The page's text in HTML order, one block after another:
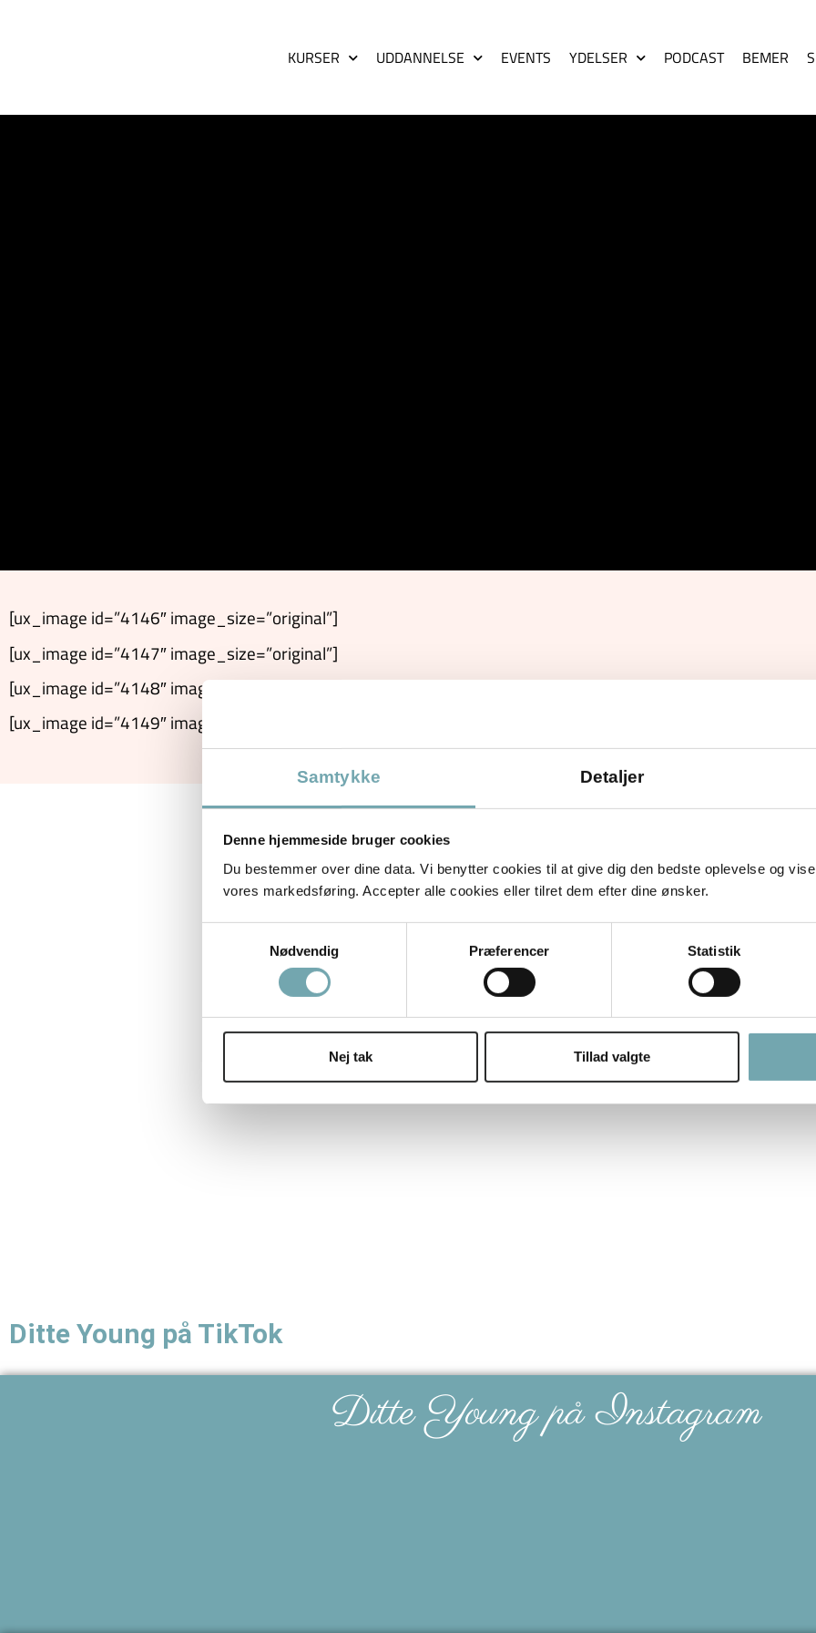
Samtykke Detaljer
Denne hjemmeside bruger cookies
Du bestemmer over dine data. Vi benytter cookies til at give dig den bedste oplevelse og
vores markedsføring. Accepter alle cookies eller tilret dem efter dine ønsker.
Nødvendig
Præferencer Statistik
Nej tak Tillad valgte
KURSER UDDANNELSE EVENTS YDELSER PODCAST BEMER
[ux_image id=”4146″ image_size=”original”]
[ux_image id=”4147″ image_size=”original”]
[ux_image id=”4148″ image_size=”original”]
[ux_image id=”4149″ image_size=”original”]
Tilmeld dig Ditte Youngs nyhedsbrev her
Ditte Young på TikTok
Ditte Young på Instagram